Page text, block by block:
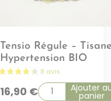
Tensio Régule –
Hypertension BIO
16,90 € Ajouter
panier